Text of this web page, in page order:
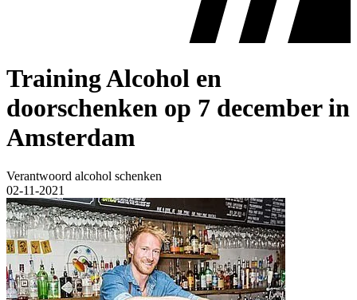
Training Alcohol en
doorschenken op 7 december in
Amsterdam
Verantwoord alcohol schenken
02-11-2021